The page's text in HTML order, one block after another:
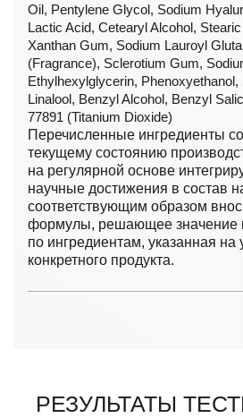
Oil, Pentylene Glycol, Sodium
Lactic Acid, Cetearyl Alcohol,
Xanthan Gum, Sodium Lauroyl
(Fragrance), Sclerotium Gum,
Ethylhexylglycerin, Phenoxyethanol,
Linalool, Benzyl Alcohol, Benzyl
77891 (Titanium Dioxide)
Перечисленные ингредиенты
текущему состоянию
на регулярной основе
научные достижения в состав
соответствующим образом
формулы, решающее значение
по ингредиентам, указанная на
конкретного продукта.
Результаты